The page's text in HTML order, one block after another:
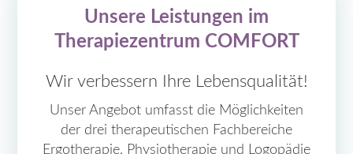
Unsere Leistungen im
Therapiezentrum COMFORT
Wir verbessern Ihre Lebensqualität!
Unser Angebot umfasst die Möglichkeiten
der drei therapeutischen Fachbereiche
Ergotherapie, Physiotherapie und Logopädie